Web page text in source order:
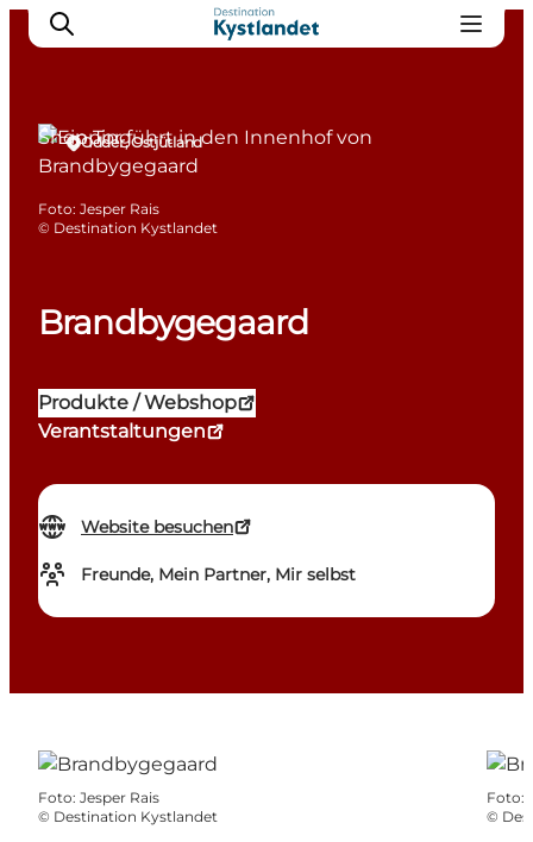
Erlebnisse
Städte
Camping
Brandbygegaard
Produkte / Webshop
Verantstaltungen
Website besuchen
Freunde, Mein Partner, Mir selbst
Odder, Ostjütland
Shopping
Foto: Jesper Rais
© Destination Kystlandet
Foto: Jesper Rais
© Destination Kystlandet
Foto:
©